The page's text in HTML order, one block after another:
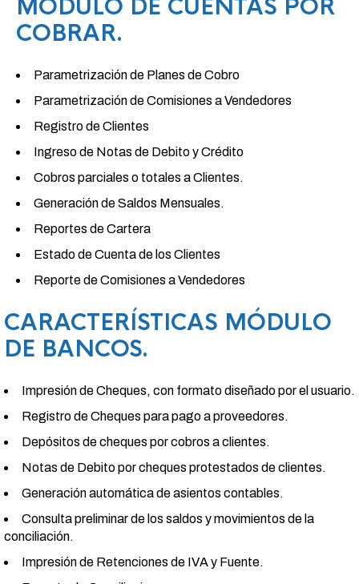
MÓDULO DE CUENTAS POR
COBRAR.
Parametrización de Planes de Cobro
Parametrización de Comisiones a Vendedores
Registro de Clientes
Ingreso de Notas de Debito y Crédito
Cobros parciales o totales a Clientes.
Generación de Saldos Mensuales.
Reportes de Cartera
Estado de Cuenta de los Clientes
Reporte de Comisiones a Vendedores
CARACTERÍSTICAS MÓDULO
DE BANCOS.
Impresión de Cheques, con formato diseñado por el usuario.
Registro de Cheques para pago a proveedores.
Depósitos de cheques por cobros a clientes.
Notas de Debito por cheques protestados de clientes.
Generación automática de asientos contables.
Consulta preliminar de los saldos y movimientos de la
conciliación.
Impresión de Retenciones de IVA y Fuente.